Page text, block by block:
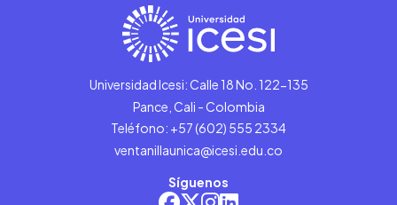
Universidad Icesi: Calle 18 No. 122-135
Pance, Cali - Colombia
Teléfono: +57 (602) 555 2334
ventanillaunica@icesi.edu.co
Síguenos